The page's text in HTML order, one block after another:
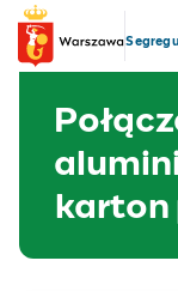
Przejdź do treści
karton